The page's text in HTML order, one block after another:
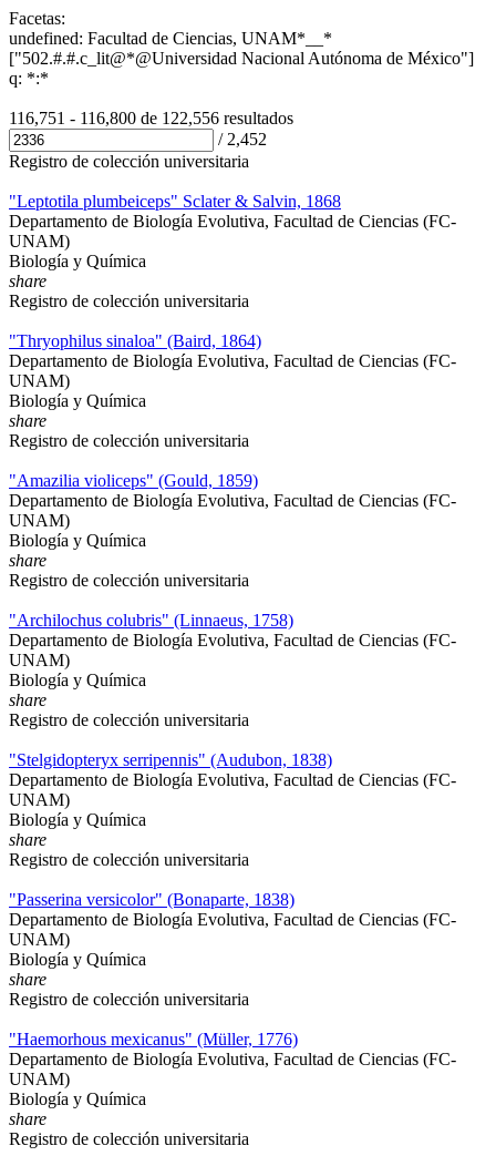
Facetas:
undefined: Facultad de Ciencias, UNAM*__*
["502.#.#.c_lit@*@Universidad Nacional Autónoma de México"]
q: *:*
116,751 - 116,800 de 122,556 resultados
/ 2,452
Registro de colección universitaria
"Leptotila plumbeiceps" Sclater & Salvin, 1868
Departamento de Biología Evolutiva, Facultad de Ciencias (FC-
UNAM)
Biología y Química
share
Registro de colección universitaria
"Thryophilus sinaloa" (Baird, 1864)
Departamento de Biología Evolutiva, Facultad de Ciencias (FC-
UNAM)
Biología y Química
share
Registro de colección universitaria
"Amazilia violiceps" (Gould, 1859)
Departamento de Biología Evolutiva, Facultad de Ciencias (FC-
UNAM)
Biología y Química
share
Registro de colección universitaria
"Archilochus colubris" (Linnaeus, 1758)
Departamento de Biología Evolutiva, Facultad de Ciencias (FC-
UNAM)
Biología y Química
share
Registro de colección universitaria
"Stelgidopteryx serripennis" (Audubon, 1838)
Departamento de Biología Evolutiva, Facultad de Ciencias (FC-
UNAM)
Biología y Química
share
Registro de colección universitaria
"Passerina versicolor" (Bonaparte, 1838)
Departamento de Biología Evolutiva, Facultad de Ciencias (FC-
UNAM)
Biología y Química
share
Registro de colección universitaria
"Haemorhous mexicanus" (Müller, 1776)
Departamento de Biología Evolutiva, Facultad de Ciencias (FC-
UNAM)
Biología y Química
share
Registro de colección universitaria